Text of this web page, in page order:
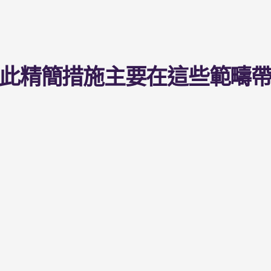
精簡措施主要在這些範疇